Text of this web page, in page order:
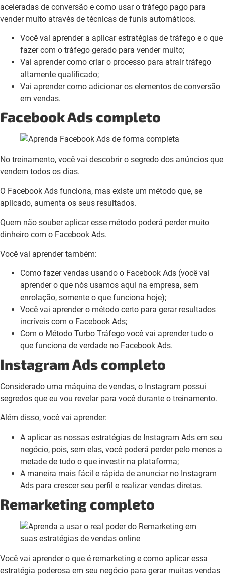
aceleradas de conversão e como usar o tráfego pago para
vender muito através de técnicas de funis automáticos.
Você vai aprender a aplicar estratégias de tráfego e o que
fazer com o tráfego gerado para vender muito;
Vai aprender como criar o processo para atrair tráfego
altamente qualificado;
Vai aprender como adicionar os elementos de conversão
em vendas.
Facebook Ads completo
No treinamento, você vai descobrir o segredo dos anúncios que
vendem todos os dias.
O Facebook Ads funciona, mas existe um método que, se
aplicado, aumenta os seus resultados.
Quem não souber aplicar esse método poderá perder muito
dinheiro com o Facebook Ads.
Você vai aprender também:
Como fazer vendas usando o Facebook Ads (você vai
aprender o que nós usamos aqui na empresa, sem
enrolação, somente o que funciona hoje);
Você vai aprender o método certo para gerar resultados
incríveis com o Facebook Ads;
Com o Método Turbo Tráfego você vai aprender tudo o
que funciona de verdade no Facebook Ads.
Instagram Ads completo
Considerado uma máquina de vendas, o Instagram possui
segredos que eu vou revelar para você durante o treinamento.
Além disso, você vai aprender:
A aplicar as nossas estratégias de Instagram Ads em seu
negócio, pois, sem elas, você poderá perder pelo menos a
metade de tudo o que investir na plataforma;
A maneira mais fácil e rápida de anunciar no Instagram
Ads para crescer seu perfil e realizar vendas diretas.
Remarketing completo
Você vai aprender o que é remarketing e como aplicar essa
estratégia poderosa em seu negócio para gerar muitas vendas